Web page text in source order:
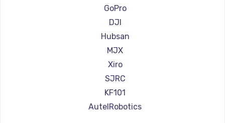
GoPro
DJI
Hubsan
MJX
Xiro
SJRC
KF101
AutelRobotics